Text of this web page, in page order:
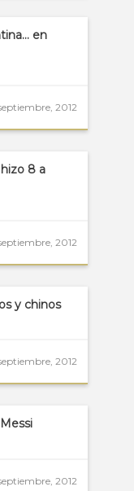
en
2012
8 a
septiembre, 2012
y chinos
2012
2012